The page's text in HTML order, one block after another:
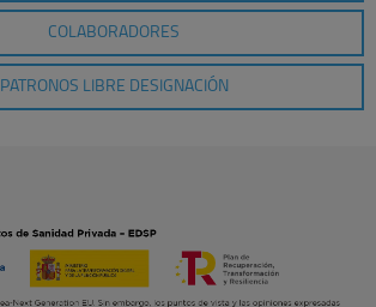
COLABORADORES
PATRONOS LIBRE DESIGNACIÓN